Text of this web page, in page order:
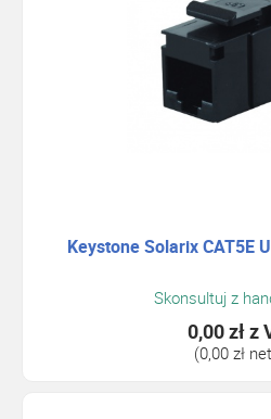
Keystone Solarix CAT5E
Skonsultuj z
0,00 złz
(0,00 zł